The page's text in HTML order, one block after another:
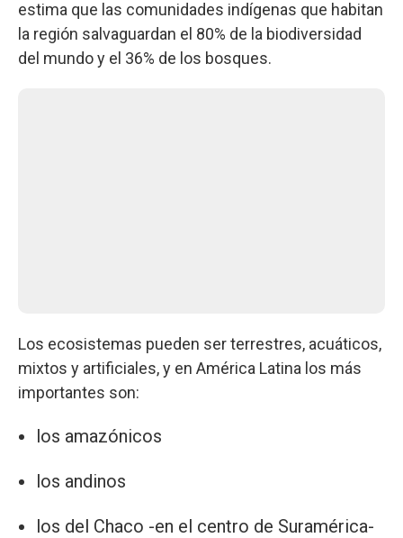
estima que las comunidades indígenas que habitan
la región salvaguardan el 80% de la biodiversidad
del mundo y el 36% de los bosques.
Los ecosistemas pueden ser terrestres, acuáticos,
mixtos y artificiales, y en América Latina los más
importantes son:
los amazónicos
los andinos
los del Chaco -en el centro de Suramérica-